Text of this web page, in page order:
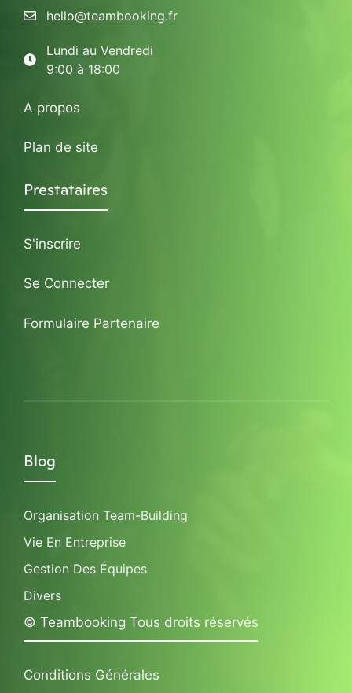
hello@teambooking.fr
Lundi au Vendredi
9:00 à 18:00
A propos
Plan de site
Prestataires
S'inscrire
Se Connecter
Formulaire Partenaire
Blog
Organisation Team-Building
Vie En Entreprise
Gestion Des Équipes
Divers
© Teambooking Tous droits réservés
Conditions Générales